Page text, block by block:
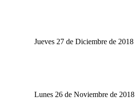
Jueves 27 de Diciembre de 2018
Lunes 26 de Noviembre de 2018